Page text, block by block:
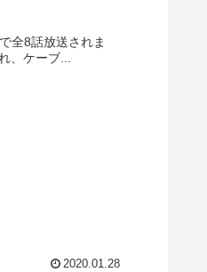
全8話放送されま
、ケーブ...
2020.01.28